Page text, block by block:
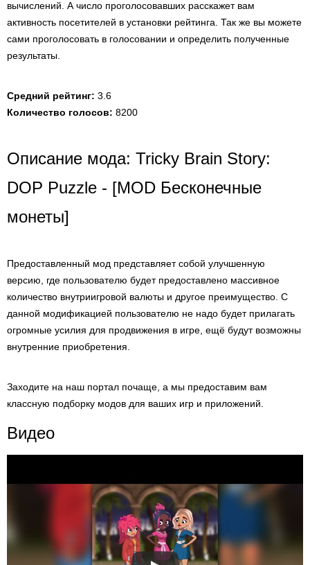
вычислений. А число проголосовавших расскажет вам
активность посетителей в установки рейтинга. Так же вы можете
сами проголосовать в голосовании и определить полученные
результаты.
Средний рейтинг: 3.6
Количество голосов: 8200
Описание мода: Tricky Brain Story:
DOP Puzzle - [MOD Бесконечные
монеты]
Предоставленный мод представляет собой улучшенную
версию, где пользователю будет предоставлено массивное
количество внутриигровой валюты и другое преимущество. С
данной модификацией пользователю не надо будет прилагать
огромные усилия для продвижения в игре, ещё будут возможны
внутренние приобретения.
Заходите на наш портал почаще, а мы предоставим вам
классную подборку модов для ваших игр и приложений.
Видео